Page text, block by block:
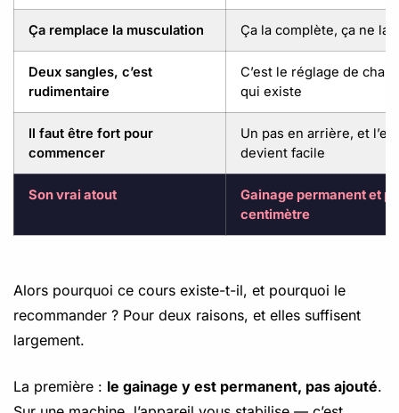
Ça remplace la musculation Ça la complète, ça ne la
Deux sangles, c’est
rudimentaire
C’est le réglage de
qui existe
Il faut être fort pour
commencer
Un pas en arrière, et
devient facile
Son vrai atout
Gainage permanent et
centimètre
Alors pourquoi ce cours existe-t-il, et pourquoi le
recommander ? Pour deux raisons, et elles suffisent
largement.
La première : le gainage y est permanent, pas ajouté.